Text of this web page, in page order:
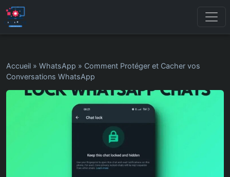
Accueil » WhatsApp » Comment Protéger et Cacher vos
Conversations WhatsApp